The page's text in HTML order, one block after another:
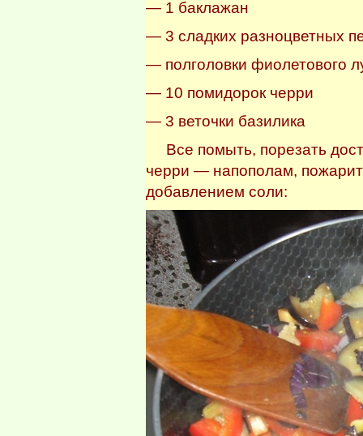
— 1 баклажан
— 3 сладких разноцветных
— полголовки фиолетового
— 10 помидорок черри
— 3 веточки базилика
Все помыть, порезать
черри — напополам,
добавлением соли: